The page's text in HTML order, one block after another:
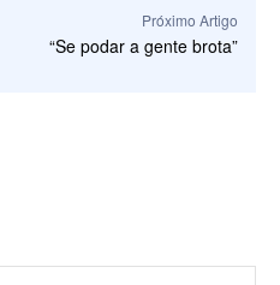
Próximo Artigo
“Se podar a gente brota”